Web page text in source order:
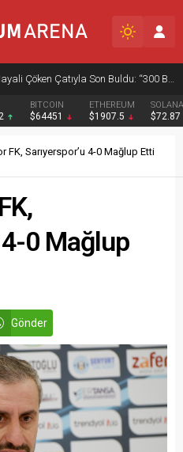
39 Yıllık Köye Dönüş Hayali Çöken Çatıyla Son Buldu: “300 Bin Liramız Gitti”
BITCOIN
$64451
ETHEREUM
$1907.5
SOLANA
$72.87
FK, Sarıyerspor’u 4-0 Mağlup Etti
4-0 Mağlup
Gönder